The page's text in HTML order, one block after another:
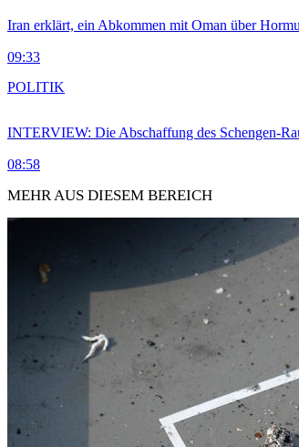
Iran erklärt, ein Abkommen mit Oman über
09:33
INTERVIEW: Die Abschaffung des Schengen-
08:58
POLITIK
MEHR AUS DIESEM BEREICH